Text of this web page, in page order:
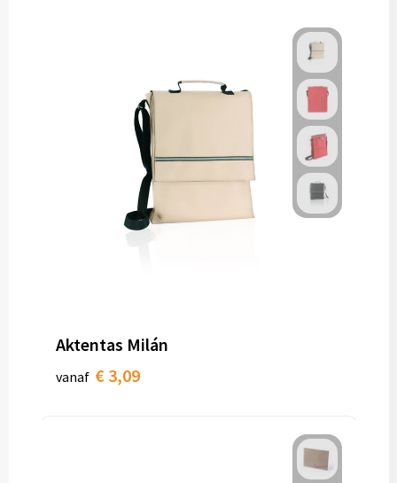
Aktentas Milán
vanaf € 3,09